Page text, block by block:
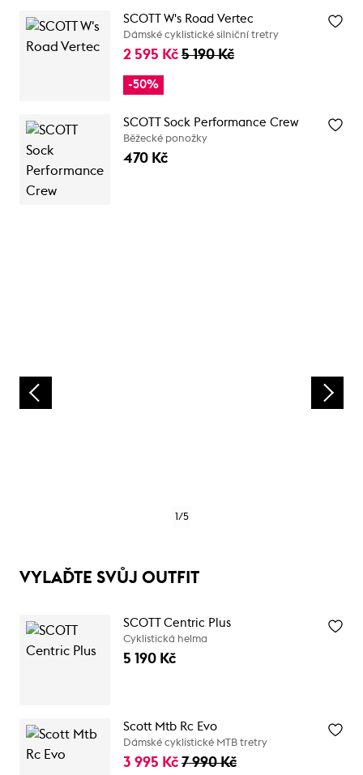
SCOTT W's Road Vertec
Dámské cyklistické silniční tretry
2 595 Kč 5 190 Kč
-50%
SCOTT Sock Performance Crew
Běžecké ponožky
470 Kč
/5
VYLAĎTE SVŮJ OUTFIT
SCOTT Centric Plus
Cyklistická helma
5 190 Kč
Scott Mtb Rc Evo
Dámské cyklistické MTB tretry
3 995 Kč 7 990 Kč